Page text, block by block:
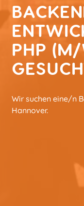
PHP
Wir suchen eine/n
Hannover.